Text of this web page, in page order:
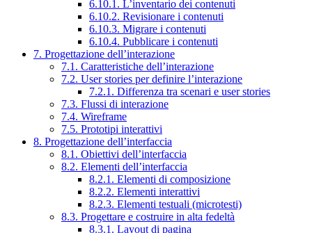
6.10.1. L’inventario dei contenuti
6.10.2. Revisionare i contenuti
6.10.3. Migrare i contenuti
6.10.4. Pubblicare i contenuti
7. Progettazione dell’interazione
7.1. Caratteristiche dell’interazione
7.2. User stories per definire l’interazione
7.2.1. Differenza tra scenari e user stories
7.3. Flussi di interazione
7.4. Wireframe
7.5. Prototipi interattivi
8. Progettazione dell’interfaccia
8.1. Obiettivi dell’interfaccia
8.2. Elementi dell’interfaccia
8.2.1. Elementi di composizione
8.2.2. Elementi interattivi
8.2.3. Elementi testuali (microtesti)
8.3. Progettare e costruire in alta fedeltà
8.3.1. Layout di pagina